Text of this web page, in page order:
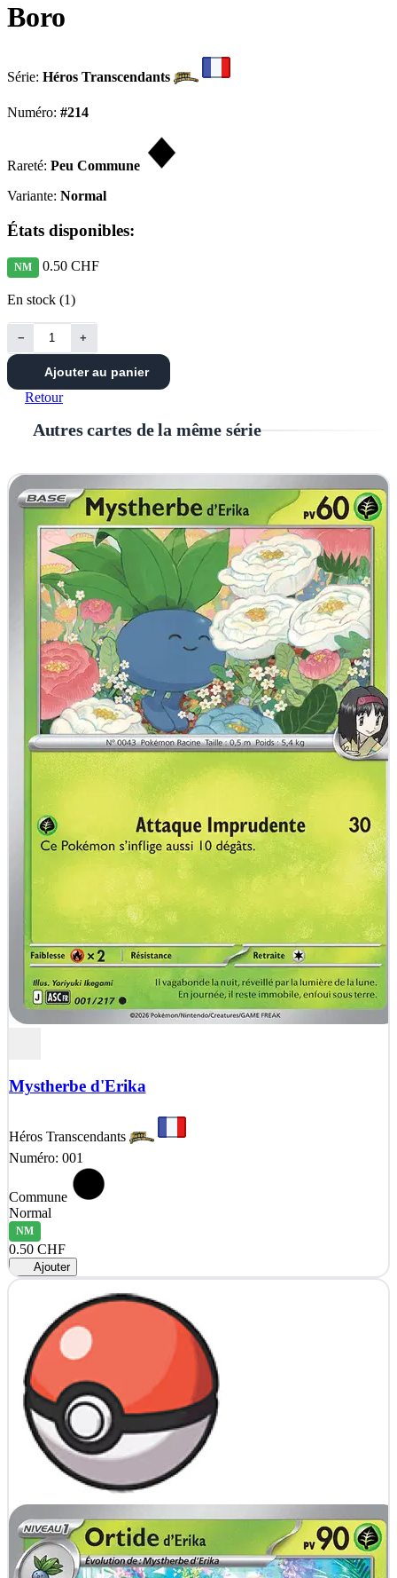
Boro
Série: Héros Transcendants
Numéro: #214
Rareté: Peu Commune
Variante: Normal
États disponibles:
NM 0.50 CHF
En stock (1)
− +
Ajouter au panier
Retour
Autres cartes de la même série
Mystherbe d'Erika
Héros Transcendants
Numéro: 001
Commune
Normal
NM
0.50 CHF
Ajouter